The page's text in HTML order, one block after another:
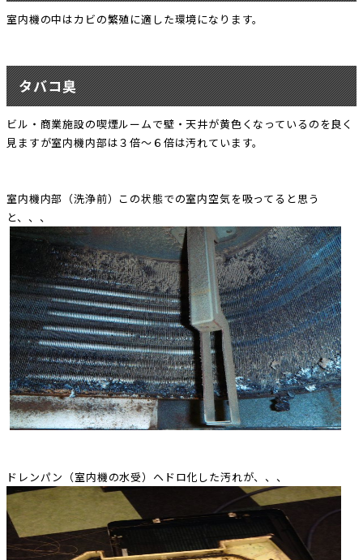
室内機の中はカビの繁殖に適した環境になります。
タバコ臭
ビル・商業施設の喫煙ルームで壁・天井が黄色くなっているのを良く
見ますが室内機内部は３倍～６倍は汚れています。
室内機内部（洗浄前）この状態での室内空気を吸ってると思う
と、、、
ドレンパン（室内機の水受）ヘドロ化した汚れが、、、